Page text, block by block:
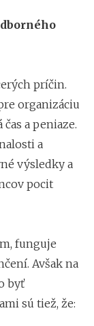
príčin.
organizáciu
a peniaze.
a
výsledky a
pocit
funguje
Avšak na
byť
sú tiež, že: